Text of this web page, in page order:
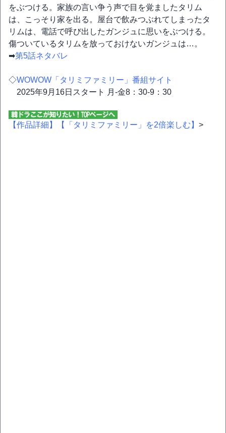
をぶつける。家族の言い争う声で目を覚ましたタリム
は、こっそり家を出る。屋台で飲みつぶれてしまったタ
リムは、電話で呼び出したガンジュに思いをぶつける。
傷ついているタリムを放っておけないガンジュは…。
➡第5話ネタバレ
◇WOWOW「タリミファミリー」番組サイト
2025年9月16日スタート 月-金8：30-9：30
【作品詳細】 【「タリミファミリー」を2倍楽しむ】 >